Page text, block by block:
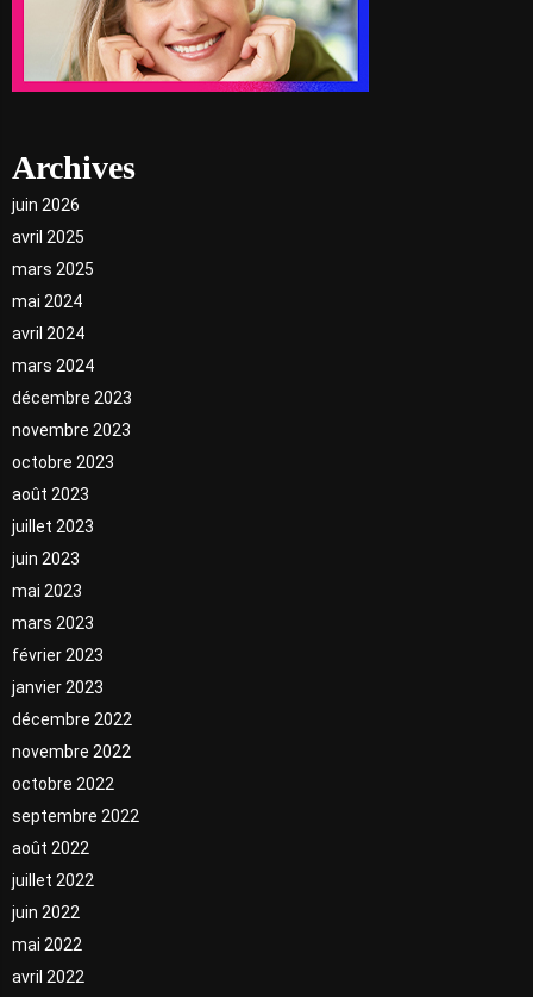
Archives
juin 2026
avril 2025
mars 2025
mai 2024
avril 2024
mars 2024
décembre 2023
novembre 2023
octobre 2023
août 2023
juillet 2023
juin 2023
mai 2023
mars 2023
février 2023
janvier 2023
décembre 2022
novembre 2022
octobre 2022
septembre 2022
août 2022
juillet 2022
juin 2022
mai 2022
avril 2022